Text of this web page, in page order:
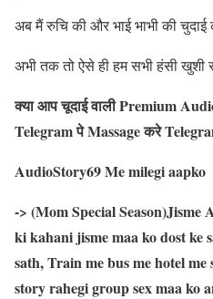
अब मैं रुचि की और भाई भाभी की
अभी तक तो ऐसे ही हम सभी हंसी खुशी
क्या आप चूदाई वाली Premium
Telegram पे Massage करे
AudioStory69 Me milegi aapko
-> (Mom Special
ki kahani jisme maa ko dost ke
sath, Train me bus me hotel
story rahegi group sex maa ko